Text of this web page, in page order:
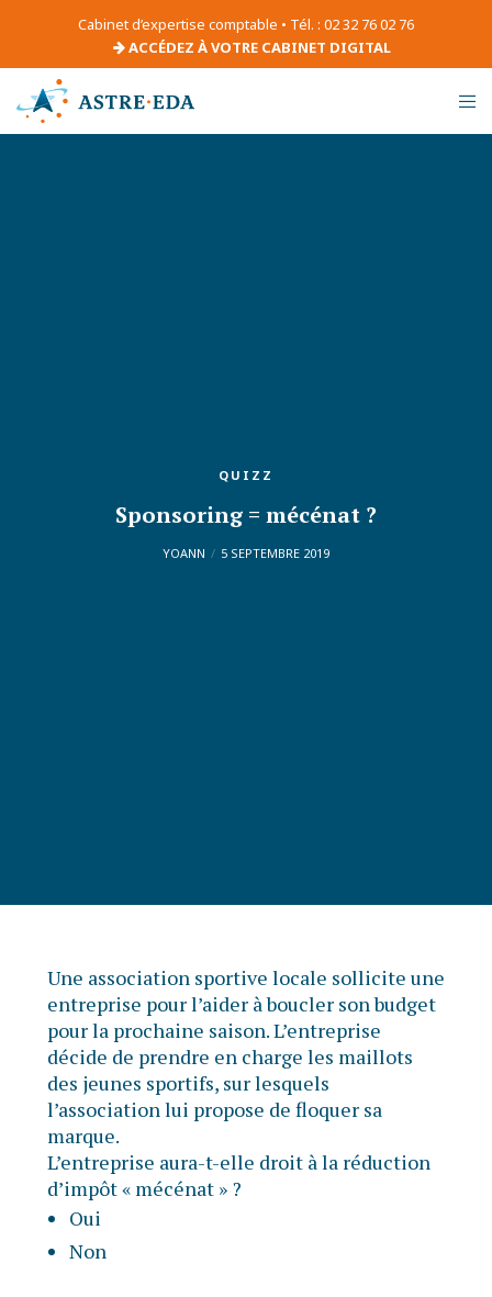
Cabinet d’expertise comptable • Tél. : 02 32 76 02 76
ACCÉDEZ À VOTRE CABINET DIGITAL
QUIZZ
Sponsoring = mécénat ?
YOANN 5 SEPTEMBRE 2019
Une association sportive locale sollicite une
entreprise pour l’aider à boucler son budget
pour la prochaine saison. L’entreprise
décide de prendre en charge les maillots
des jeunes sportifs, sur lesquels
l’association lui propose de floquer sa
marque.
L’entreprise aura-t-elle droit à la réduction
d’impôt « mécénat » ?
Oui
Non